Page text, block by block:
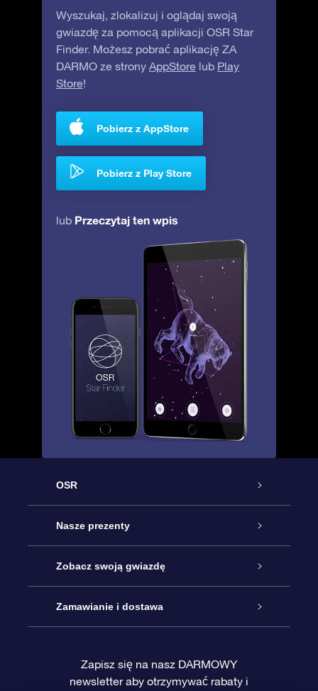
Wyszukaj, zlokalizuj i oglądaj swoją
gwiazdę za pomocą aplikacji OSR Star
Finder. Możesz pobrać aplikację ZA
DARMO ze strony AppStore lub Play
Store!
Pobierz z AppStore
Pobierz z Play Store
lub Przeczytaj ten wpis
OSR
Obsługa
Kontakt
Blog
Recenzje
Nasze prezenty
Podarunek Gwiazda Online
Pakiet Podarunkowy OSR
Karta podarunkowa OSR
Zobacz swoją gwiazdę
Rejestr Gwiazd
Sprsonalizowana Strona Gwiazdy
Zamawianie i dostawa
Metody płatności
Zapisz się na nasz DARMOWY
newsletter aby otrzymywać rabaty i